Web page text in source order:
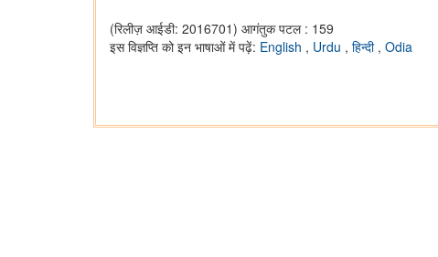
(रिलीज़ आईडी: 2016701) आगंतुक पटल : 159
इस विज्ञप्ति को इन भाषाओं में पढ़ें: English , Urdu , हिन्दी , Odia